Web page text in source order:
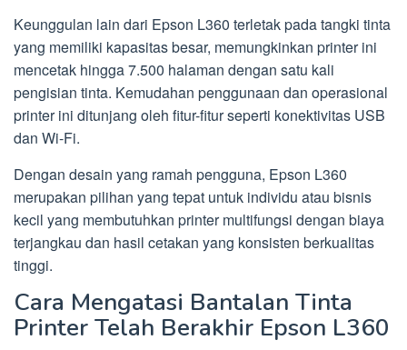
Keunggulan lain dari Epson L360 terletak pada tangki tinta
yang memiliki kapasitas besar, memungkinkan printer ini
mencetak hingga 7.500 halaman dengan satu kali
pengisian tinta. Kemudahan penggunaan dan operasional
printer ini ditunjang oleh fitur-fitur seperti konektivitas USB
dan Wi-Fi.
Dengan desain yang ramah pengguna, Epson L360
merupakan pilihan yang tepat untuk individu atau bisnis
kecil yang membutuhkan printer multifungsi dengan biaya
terjangkau dan hasil cetakan yang konsisten berkualitas
tinggi.
Cara Mengatasi Bantalan Tinta
Printer Telah Berakhir Epson L360